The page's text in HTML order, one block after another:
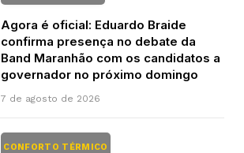
Agora é oficial: Eduardo Braide
confirma presença no debate da
Band Maranhão com os candidatos a
governador no próximo domingo
7 de agosto de 2026
CONFORTO TÉRMICO